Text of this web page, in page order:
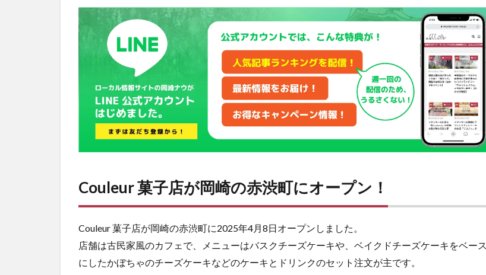
菓子店
が岡崎
の赤渋
町にオ
ープ
2
岡崎
「Couleur
菓子店」
の店舗場
所は県道
293号線
Couleur 菓子店が岡崎の赤渋町にオープン！
Couleur 菓子店が岡崎の赤渋町に2025年4月8日オープンしました。
店舗は古民家風のカフェで、メニューはバスクチーズケーキや、ベイクドチーズケーキをベース
にしたかぼちゃのチーズケーキなどのケーキとドリンクのセット注文が主です。